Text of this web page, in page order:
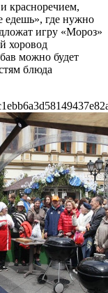
красноречием,
едешь», где нужно
игру «Мороз»
хоровод
можно будет
блюда